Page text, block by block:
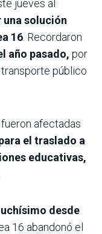
jueves al
solución
16. Recordaron
año pasado, por
público
afectadas
el traslado a
educativas,
desde
16 abandonó el